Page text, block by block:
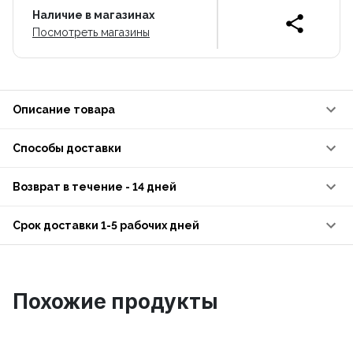
Наличие в магазинах
Посмотреть магазины
Описание товара
Способы доставки
Возврат в течение - 14 дней
Срок доставки 1-5 рабочих дней
Похожие продукты